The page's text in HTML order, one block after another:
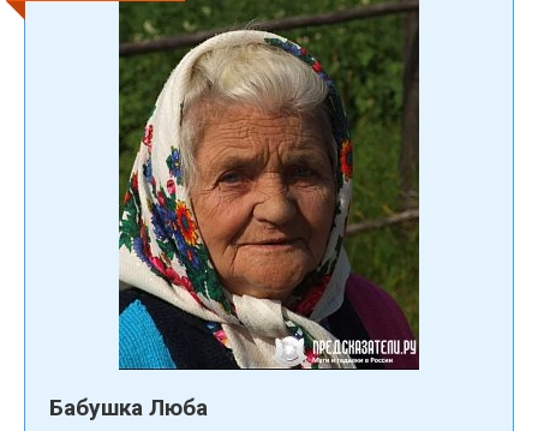
Бабушка Люба